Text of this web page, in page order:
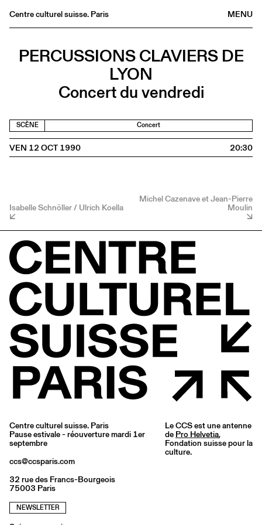
MENU
Centre culturel suisse. Paris
Librairie
Éditions
Informations
PERCUSSIONS CLAVIERS DE
LYON
Concert du vendredi
SCÈNE Concert
VEN 12 OCT 1990 20:30
Isabelle Schnöller / Ulrich Koella
Michel Cazenave et Jean-Pierre
Moulin
Centre culturel suisse. Paris
Pause estivale - réouverture mardi 1er
septembre
ccs@ccsparis.com
32 rue des Francs-Bourgeois
75003 Paris
NEWSLETTER
Le CCS est une antenne
de Pro Helvetia,
Fondation suisse pour la
culture.